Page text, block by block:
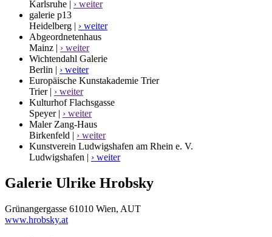
Karlsruhe | › weiter
galerie p13
Heidelberg | › weiter
Abgeordnetenhaus
Mainz | › weiter
Wichtendahl Galerie
Berlin | › weiter
Europäische Kunstakademie Trier
Trier | › weiter
Kulturhof Flachsgasse
Speyer | › weiter
Maler Zang-Haus
Birkenfeld | › weiter
Kunstverein Ludwigshafen am Rhein e. V.
Ludwigshafen | › weiter
Galerie Ulrike Hrobsky
Grünangergasse 61010 Wien, AUT
www.hrobsky.at